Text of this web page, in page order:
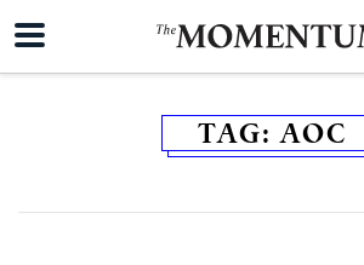
TAG:AOC